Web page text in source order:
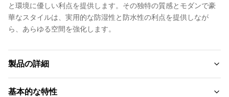
と環境に優しい利点を提供します。その独特の質感とモダンで豪
華なスタイルは、実用的な防湿性と防水性の利点を提供しなが
ら、あらゆる空間を強化します。
製品の詳細
Color:
基本的な特性